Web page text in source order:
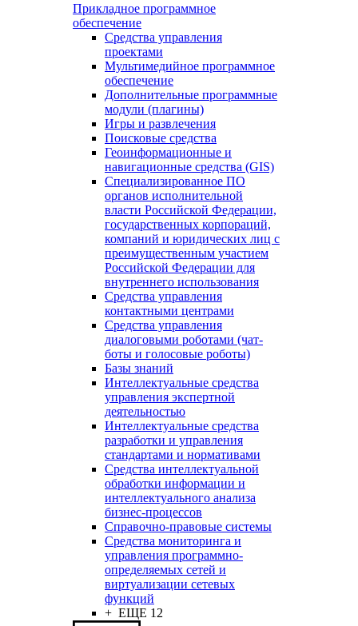
Прикладное программное
обеспечение
Средства управления
проектами
Мультимедийное программное
обеспечение
Дополнительные программные
модули (плагины)
Игры и развлечения
Поисковые средства
Геоинформационные и
навигационные средства (GIS)
Специализированное ПО
органов исполнительной
власти Российской Федерации,
государственных корпораций,
компаний и юридических лиц с
преимущественным участием
Российской Федерации для
внутреннего использования
Средства управления
контактными центрами
Средства управления
диалоговыми роботами (чат-
боты и голосовые роботы)
Базы знаний
Интеллектуальные средства
управления экспертной
деятельностью
Интеллектуальные средства
разработки и управления
стандартами и нормативами
Средства интеллектуальной
обработки информации и
интеллектуального анализа
бизнес-процессов
Справочно-правовые системы
Средства мониторинга и
управления программно-
определяемых сетей и
виртуализации сетевых
функций
+ ЕЩЕ 12